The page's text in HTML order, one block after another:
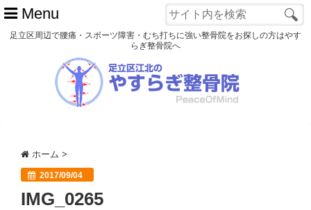
Menu
スポーツ障害
患者様の声
足立区周辺で腰痛・スポーツ障害・むち打ちに強い整骨院をお探しの方はやす
らぎ整骨院へ
ホーム >
2017/09/04
IMG_0265